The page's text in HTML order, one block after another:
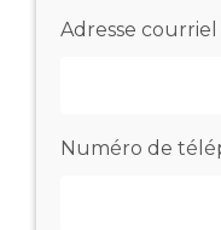
Adresse courriel
Numéro de